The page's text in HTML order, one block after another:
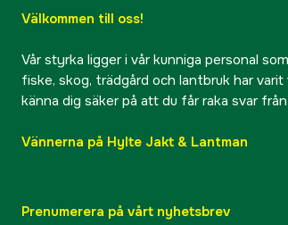
Välkommen till oss!
Vår styrka ligger i vår kunniga personal
fiske, skog, trädgård och lantbruk har
känna dig säker på att du får raka svar
Vännerna på Hylte Jakt & Lantman
Prenumerera på vårt nyhetsbrev